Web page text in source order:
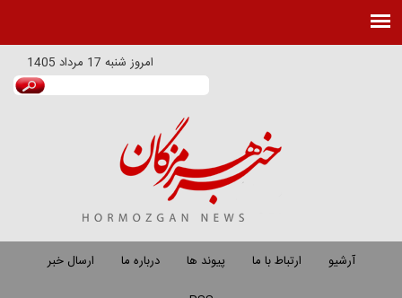
امروز شنبه 17 مرداد 1405
آرشیو ارتباط با ما پیوند ها درباره ما
ارسال خبر